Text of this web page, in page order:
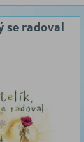
se radoval